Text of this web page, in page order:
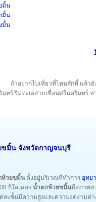
ถ้าอยากไปเที่ยวที่ไหนสักที่ แล้ว
นทร์ ริมทะเลสาบเขื่อนศรีนครินทร์
ขมิ้น จังหวัดกาญจนบุรี
ห้วยขมิ้นตั้งอยู่บริเวณที่ทำการ อุทย
กิโลเมตร น้ำตกห้วยขมิ้นมีสภาพส
ละชั้นมีความสูงและความงดงามต่